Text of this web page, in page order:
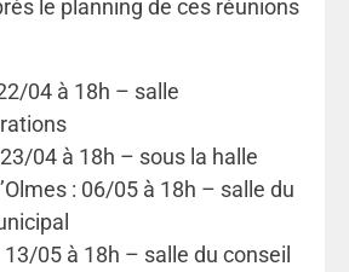
le planning de ces réunions
04 à 18h – salle
04 à 18h – sous la halle
: 06/05 à 18h – salle du
13/05 à 18h – salle du conseil